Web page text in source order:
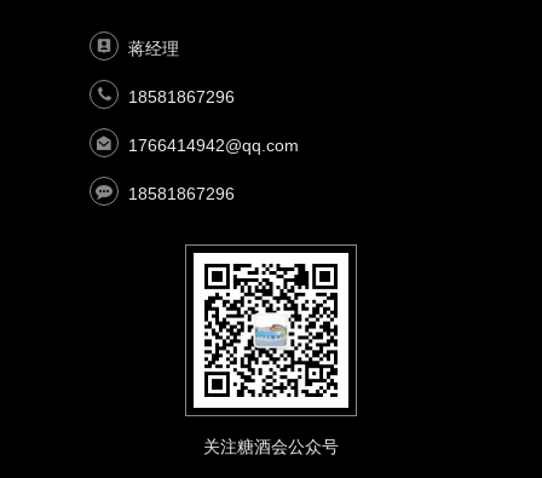
蒋经理
18581867296
1766414942@qq.com
18581867296
关注糖酒会公众号